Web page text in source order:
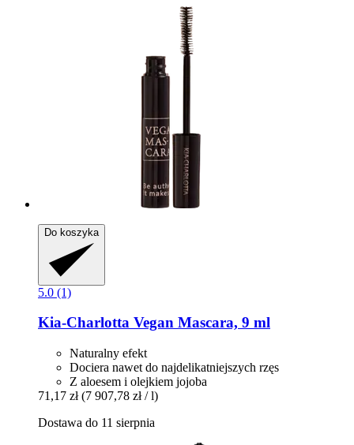
Do koszyka
5.0 (1)
Kia-Charlotta Vegan Mascara, 9 ml
Naturalny efekt
Dociera nawet do najdelikatniejszych rzęs
Z aloesem i olejkiem jojoba
71,17 zł (7 907,78 zł / l)
Dostawa do 11 sierpnia